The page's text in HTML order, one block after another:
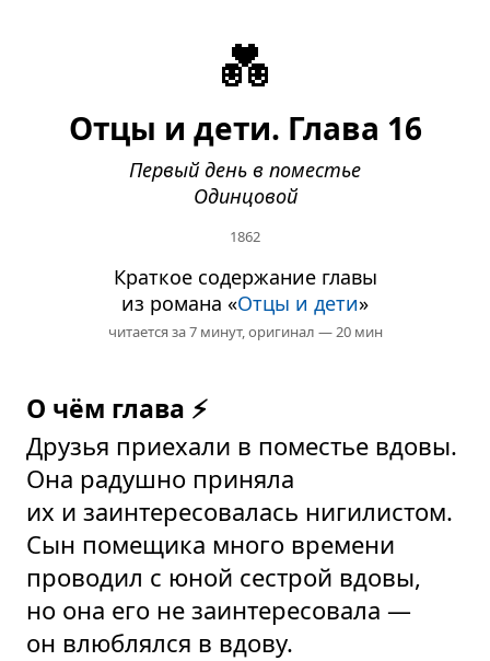
💑
Отцы и дети. Глава 16
Первый день в поместье
Одинцовой
1862
Краткое содержание главы
из романа «Отцы и дети»
читается за 7 минут,оригинал — 20 мин
О чём глава ⚡
Друзья приехали в поместье вдовы.
Она радушно приняла
их и заинтересовалась нигилистом.
Сын помещика много времени
проводил с юной сестрой вдовы,
но она его не заинтересовала —
он влюблялся в вдову.